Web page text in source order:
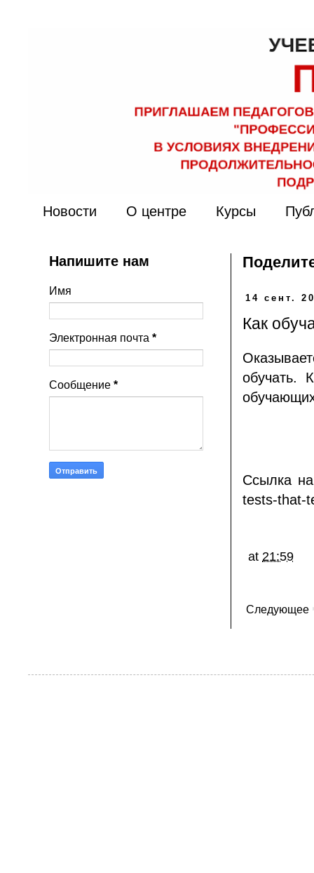
Новости О центре Курсы
14 сент.
Как
обучать.
Ссылка
tests-that-
at 21:59
Следующее
Напишите нам
Имя
Электронная почта *
Сообщение *